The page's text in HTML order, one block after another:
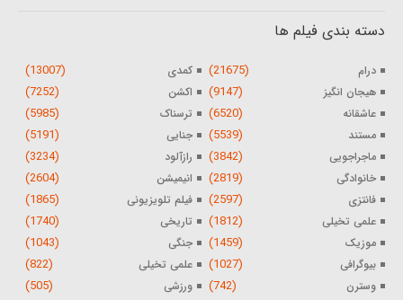
دسته بندی فیلم ها
درام (21675) کمدی (13007)
هیجان انگیز (9147) اکشن (7252)
عاشقانه (6520) ترسناک (5985)
مستند (5539) جنایی (5191)
ماجراجویی (3842) رازآلود (3234)
خانوادگی (2819) انیمیشن (2604)
فانتزی (2597) فیلم تلویزیونی (1865)
علمی تخیلی (1812) تاریخی (1740)
موزیک (1459) جنگی (1043)
بیوگرافی (1027) علمی تخیلی (822)
وسترن (742) ورزشی (505)